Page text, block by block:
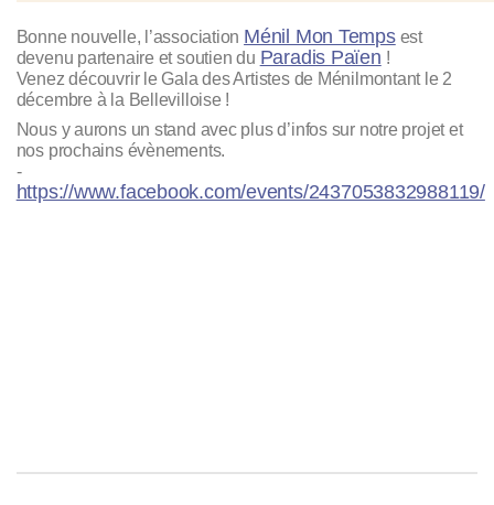
Bonne nouvelle, l’association Ménil Mon Tempsest
devenu partenaire et soutien du Paradis Païen !
Venez découvrir le Gala des Artistes de Ménilmontant le 2
décembre à la Bellevilloise !
Nous y aurons un stand avec plus d’infos sur notre projet et
nos prochains évènements.
-
https://www.facebook.com/events/2437053832988119/